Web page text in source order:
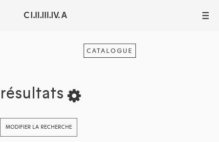
C I.II.III.IV. A III
CATALOGUE
résultats
MODIFIER LA RECHERCHE